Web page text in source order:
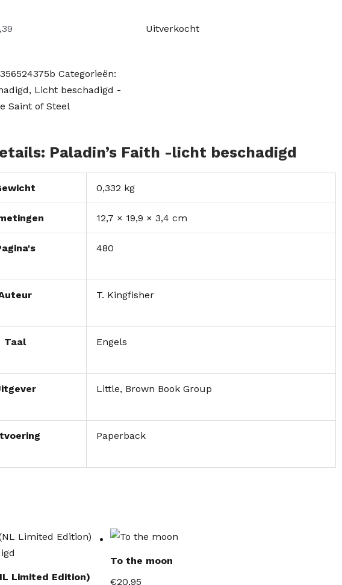
€10,39.
Categorieën:
, Licht beschadigd -
Saint of Steel
Uitverkocht
Paladin’s Faith -licht beschadigd
0,332 kg
12,7 × 19,9 × 3,4 cm
480
T. Kingfisher
Taal Engels
Little, Brown Book Group
Paperback
Limited Edition)
To the moon
€20,95